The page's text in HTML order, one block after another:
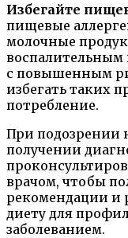
Избегайте
пищевые
молочные
воспалительным
с повышенным
избегать таких
потребление.
При подозрении
получении
врачом, чтобы
рекомендации и
диету для
заболеванием.